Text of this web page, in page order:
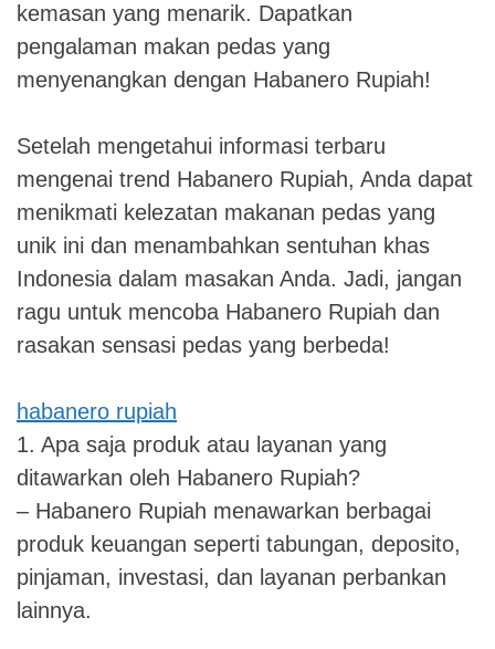
kemasan yang menarik. Dapatkan
pengalaman makan pedas yang
menyenangkan dengan Habanero Rupiah!
Setelah mengetahui informasi terbaru
mengenai trend Habanero Rupiah, Anda dapat
menikmati kelezatan makanan pedas yang
unik ini dan menambahkan sentuhan khas
Indonesia dalam masakan Anda. Jadi, jangan
ragu untuk mencoba Habanero Rupiah dan
rasakan sensasi pedas yang berbeda!
habanero rupiah
1. Apa saja produk atau layanan yang
ditawarkan oleh Habanero Rupiah?
– Habanero Rupiah menawarkan berbagai
produk keuangan seperti tabungan, deposito,
pinjaman, investasi, dan layanan perbankan
lainnya.